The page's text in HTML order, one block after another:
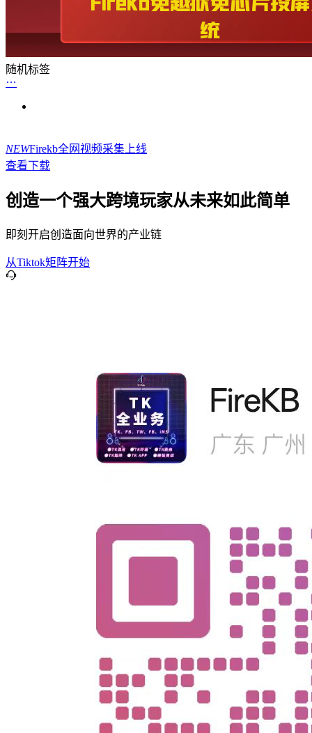
随机标签
NEWFirekb全网视频采集上线
查看下载
创造一个强大跨境玩家从未来如此简单
即刻开启创造面向世界的产业链
从Tiktok矩阵开始